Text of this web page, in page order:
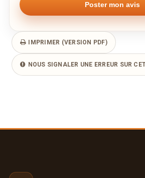
IMPRIMER (VERSION PDF)
NOUS SIGNALER UNE ERREUR SUR